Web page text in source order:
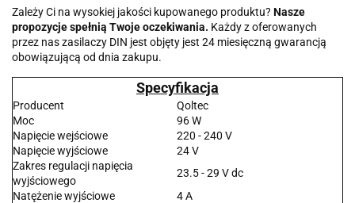
Zależy Ci na wysokiej jakości kupowanego produktu? Nasze
propozycje spełnią Twoje oczekiwania. Każdy z oferowanych
przez nas zasilaczy DIN jest objęty jest 24 miesięczną gwarancją
obowiązującą od dnia zakupu.
Specyfikacja
Producent
Qoltec
Moc
96 W
Napięcie wejściowe
220 - 240 V
Napięcie wyjściowe
24 V
Zakres regulacji napięcia
wyjściowego
23.5 - 29 V dc
Natężenie wyjściowe
4 A